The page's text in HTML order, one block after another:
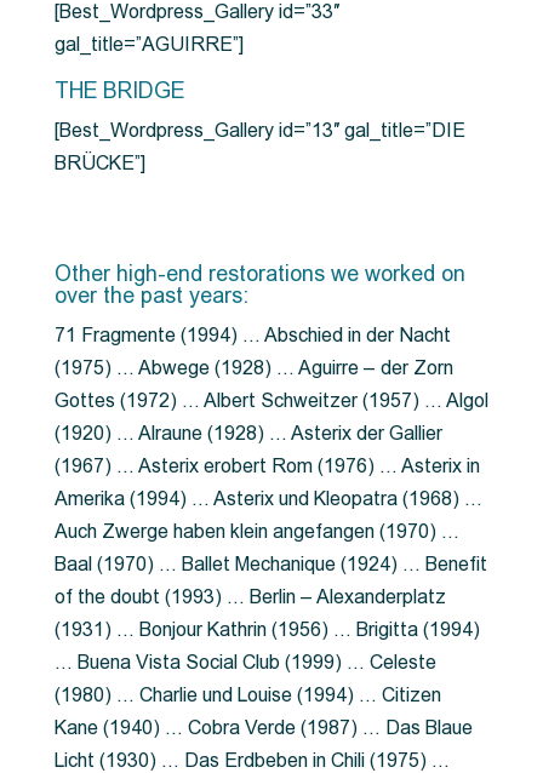
[Best_Wordpress_Gallery id=”33″
gal_title=”AGUIRRE”]
THE BRIDGE
[Best_Wordpress_Gallery id=”13″ gal_title=”DIE
BRÜCKE”]
Other high-end restorations we worked on
over the past years:
71 Fragmente (1994) … Abschied in der Nacht
(1975) … Abwege (1928) … Aguirre – der Zorn
Gottes (1972) … Albert Schweitzer (1957) … Algol
(1920) … Alraune (1928) … Asterix der Gallier
(1967) … Asterix erobert Rom (1976) … Asterix in
Amerika (1994) … Asterix und Kleopatra (1968) …
Auch Zwerge haben klein angefangen (1970) …
Baal (1970) … Ballet Mechanique (1924) … Benefit
of the doubt (1993) … Berlin – Alexanderplatz
(1931) … Bonjour Kathrin (1956) … Brigitta (1994)
… Buena Vista Social Club (1999) … Celeste
(1980) … Charlie und Louise (1994) … Citizen
Kane (1940) … Cobra Verde (1987) … Das Blaue
Licht (1930) … Das Erdbeben in Chili (1975) …